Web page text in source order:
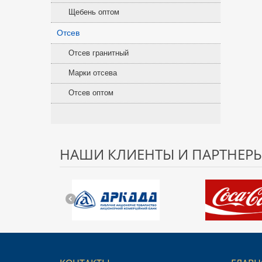
Щебень оптом
Отсев
Отсев гранитный
Марки отсева
Отсев оптом
НАШИ КЛИЕНТЫ И